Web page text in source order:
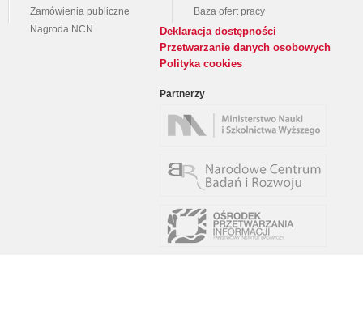
Zamówienia publiczne
Nagroda NCN
Baza ofert pracy
Deklaracja dostępności
Przetwarzanie danych osobowych
Polityka cookies
Partnerzy